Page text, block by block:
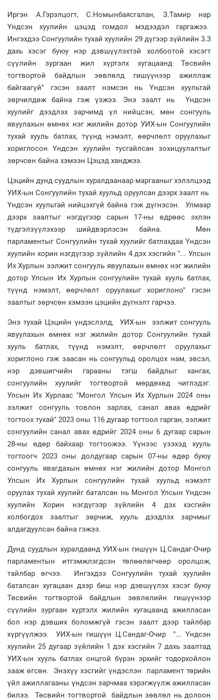
Иргэн А.Гэрэлцогт, С.Номынбаясгалан, З.Тамир нар
Үндсэн хуулийн цэцэд гомдол мэдээдэл гаргажээ.
Ингэхдээ Сонгуулийн тухай хуулийн 29 дүгээр зүйлийн 3.3
дахь хэсэг буюу нэр дэвшүүлэхтэй холбоотой хэсэгт
сүүлийн зургаан жил хүртэлх хугацаанд Төсвийн
тогтвортой байдлын зөвлөлд гишүүнээр ажиллаж
байгаагүй" гэсэн заалт нэмсэн нь Үндсэн хуультай
зөрчилдөж байна гэж үзжээ. Энэ заалт нь Үндсэн
хуулийг дээдлэх зарчимд үл нийцсэн, мөн сонгууль
явуулахын өмнөх нэг жилийн дотор УИХ-ын Сонгуулийн
тухай хууль батлах, түүнд нэмэлт, өөрчлөлт оруулахыг
хориглосон Үндсэн хуулийн тусгайлсан зохицуулалтыг
зөрчсөн байна хэмээн Цэцэд ханджээ.
Цэцийн дунд суудлын хуралдаанаар маргааныг хэлэлцээд
УИХ-ын Сонгуулийн тухай хуульд оруулсан дээрх заалт нь
Үндсэн хуультай нийцэхгүй байна гэж дүгнэсэн. Улмаар
дээрх заалтыг нэгдүгээр сарын 17-ны өдрөөс эхлэн
түдгэлзүүлэхээр шийдвэрлэсэн байна. Мөн
парламентыг Сонгуулийн тухай хуулийг батлахдаа Үндсэн
хуулийн хорин нэгдүгээр зүйлийн 4 дэх хэсгийн "... Улсын
Их Хурлын ээлжит сонгууль явуулахын өмнөх нэг жилийн
дотор Улсын Их Хурлын сонгуулийн тухай хууль батлах,
түүнд нэмэлт, өөрчлөлт оруулахыг хориглоно" гэсэн
заалтыг зөрчсөн хэмээн цэцийн дүгнэлт гарчээ.
Энэ тухай Цэцийн үндэслэлд, УИХ-ын ээлжит сонгууль
явуулахын өмнөх нэг жилийн дотор Сонгуулийн тухай
хууль батлах, түүнд нэмэлт, өөрчлөлт оруулахыг
хориглоно гэж заасан нь сонгуульд оролцох нам, эвсэл,
нэр дэвшигчийн гарааны тэгш байдлыг хангах,
сонгуулийн хуулийг тогтвортой мөрдөхөд чиглэдэг.
Улсын Их Хурлаас "Монгол Улсын Их Хурлын 2024 оны
ээлжит сонгууль товлон зарлах, санал авах өдрийг
тогтоох тухай" 2023 оны 116 дугаар тогтоол гарган, ээлжит
сонгуулийн санал авах өдрийг 2024 оны 6 дугаар сарын
28-ны өдөр байхаар тогтоожээ. Үүнээс үзэхэд хууль
тогтоогч 2023 оны долдугаар сарын 07-ны өдөр буюу
сонгууль явагдахын өмнөх нэг жилийн дотор Монгол
Улсын Их Хурлын сонгуулийн тухай хуульд нэмэлт
оруулах тухай хуулийг баталсан нь Монгол Улсын Үндсэн
хуулийн Хорин нэгдүгээр зүйлийн 4 дэх хэсгийн
холбогдох заалтыг зөрчиж, хууль дээдлэх зарчмыг
алдагдуулсан байна гэжээ.
Дунд суудлын хуралдаанд УИХ-ын гишүүн Ц.Сандаг-Очир
парламентын итгэмжлэгдсэн төлөөлөгчөөр оролцож,
тайлбар өгчээ. Ингэхдээ Сонгуулийн тухай хуулийн
баталсан хугацаан дээр биш нэр дэвшүүлэх хэсэг буюу
Төсвийн тогтвортой байдлын зөвлөлийн гишүүнээр
сүүлийн зургаан хүртэлх жилийн хугацаанд ажилласан
бол нэр дэвших боломжгүй гэсэн заалт дээр тайлбар
хүргүүлжээ. УИХ-ын гишүүн Ц.Сандаг-Очир "... Үндсэн
хуулийн 25 дугаар зүйлийн 1 дэх хэсгийн 7 дахь заалтад
УИХ-ын хууль батлах онцгой бүрэн эрхийг тодорхойлон
зааж өгсөн. Энэхүү хэсгийг үндэслэн парламент төрийн
үйл ажиллагааны үндсэн зарчмаа хэрэгжүүлж ажилласан
билээ. Төсвийн тогтвортой байдлын зөвлөл нь долоон